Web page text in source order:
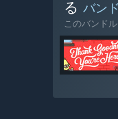
る バン
このバンド